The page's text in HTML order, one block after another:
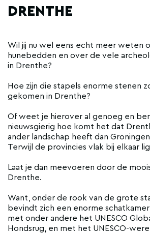
DRENTHE
Wil jij nu wel eens echt meer weten
hunebedden en over de vele
in Drenthe?
Hoe zijn die stapels enorme stenen
gekomen in Drenthe?
Of weet je hierover al genoeg en
nieuwsgierig hoe komt het dat
ander landschap heeft dan
Terwijl de provincies vlak bij elkaar
Laat je dan meevoeren door de
Drenthe.
Want, onder de rook van de grote
bevindt zich een enorme
met onder andere het UNESCO
Hondsrug, en met het UNESCO-